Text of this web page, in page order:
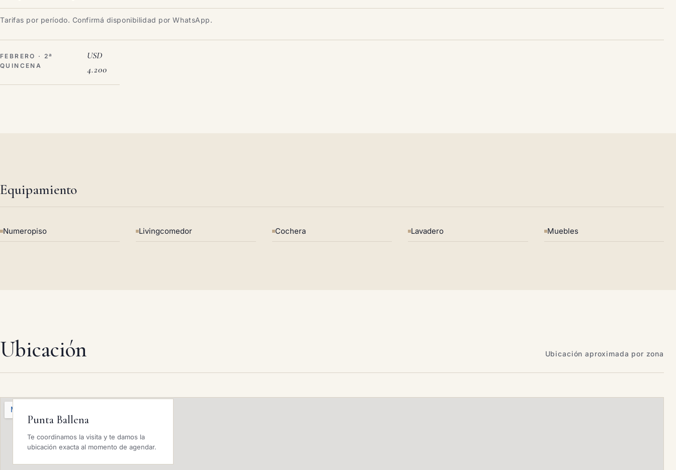
Tarifas por período. Confirmá disponibilidad por WhatsApp.
FEBRERO · 2ª
QUINCENA
USD
4.200
Equipamiento
Numeropiso Livingcomedor Cochera Lavadero Muebles
Ubicación Ubicación aproximada por zona
Punta Ballena
Te coordinamos la visita y te damos la
ubicación exacta al momento de agendar.